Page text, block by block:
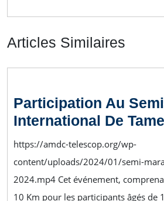
Articles Similaires
Participation Au
International De
https://amdc-telescop.org/wp-
content/uploads/2024/01/semi-
2024.mp4 Cet événement,
10 Km pour les participants âgés de